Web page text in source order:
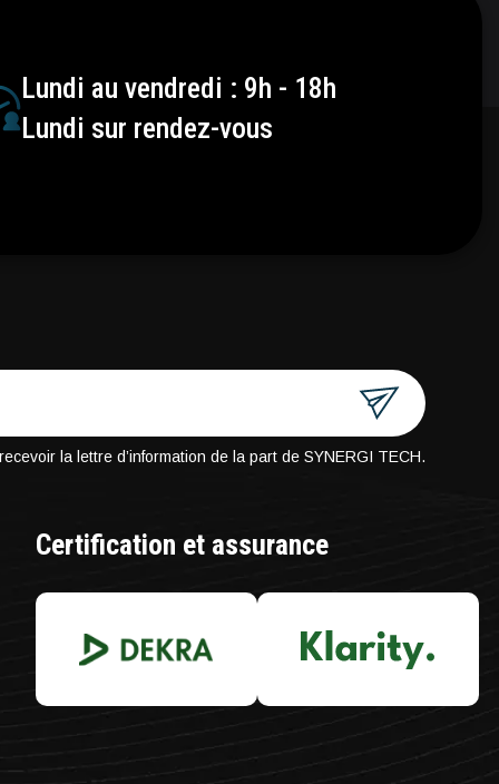
Lundi au vendredi : 9h - 18h
Lundi sur rendez-vous
la lettre d’information de la part de SYNERGI TECH.
Certification et assurance